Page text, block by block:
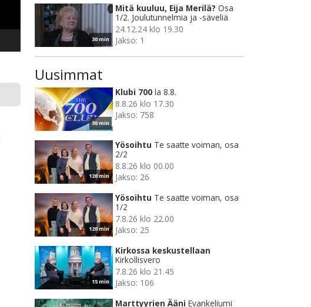
30 min
Mitä kuuluu, Eija Merilä? Osa
1/2. Joulutunnelmia ja -säveliä
24.12.24 klo 19.30
Jakso: 1
Uusimmat
30 min
Klubi 700 la 8.8.
8.8.26 klo 17.30
Jakso: 758
120 min
Yösoihtu Te saatte voiman, osa
2/2
8.8.26 klo 00.00
Jakso: 26
120 min
Yösoihtu Te saatte voiman, osa
1/2
7.8.26 klo 22.00
Jakso: 25
15 min
Kirkossa keskustellaan
Kirkollisvero
7.8.26 klo 21.45
Jakso: 106
Marttyyrien Ääni Evankeliumi